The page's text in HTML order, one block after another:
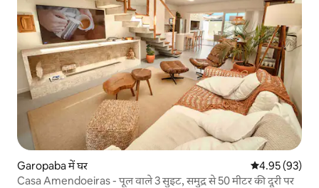
Garopaba में घर औसत रेटिंग 5 में
4.95 (93)
Casa Amendoeiras - पूल वाले 3 सुइट, समुद्र से 50 मीटर की दूरी पर